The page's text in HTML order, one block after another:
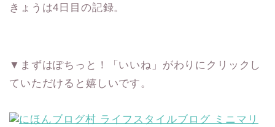
きょうは4日目の記録。
▼まずはぽちっと！「いいね」がわりにクリックし
ていただけると嬉しいです。